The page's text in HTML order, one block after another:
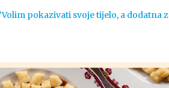
pokazivati svoje tijelo, a dodatna